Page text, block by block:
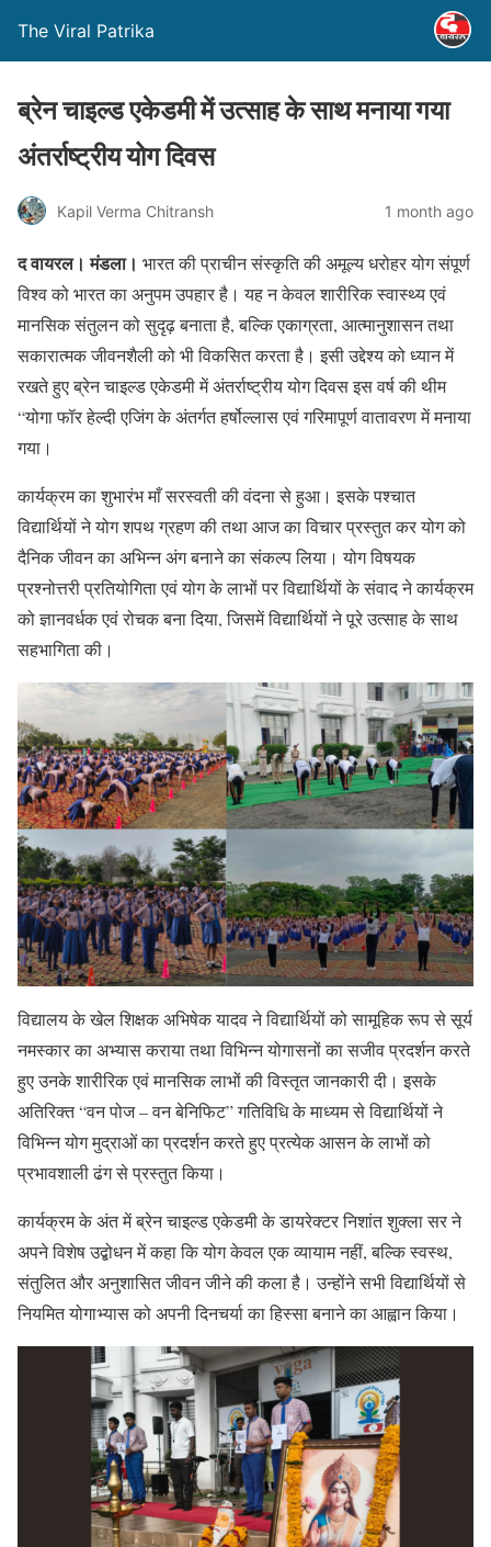
The Viral Patrika
ब्रेन चाइल्ड एकेडमी में उत्साह के साथ मनाया गया
अंतर्राष्ट्रीय योग दिवस
Kapil Verma Chitransh 1 month ago
द वायरल। मंडला। भारत की प्राचीन संस्कृति की अमूल्य धरोहर योग संपूर्ण
विश्व को भारत का अनुपम उपहार है। यह न केवल शारीरिक स्वास्थ्य एवं
मानसिक संतुलन को सुदृढ़ बनाता है, बल्कि एकाग्रता, आत्मानुशासन तथा
सकारात्मक जीवनशैली को भी विकसित करता है। इसी उद्देश्य को ध्यान में
रखते हुए ब्रेन चाइल्ड एकेडमी में अंतर्राष्ट्रीय योग दिवस इस वर्ष की थीम
“योगा फॉर हेल्दी एजिंग के अंतर्गत हर्षोल्लास एवं गरिमापूर्ण वातावरण में मनाया
गया।
कार्यक्रम का शुभारंभ माँ सरस्वती की वंदना से हुआ। इसके पश्चात
विद्यार्थियों ने योग शपथ ग्रहण की तथा आज का विचार प्रस्तुत कर योग को
दैनिक जीवन का अभिन्न अंग बनाने का संकल्प लिया। योग विषयक
प्रश्नोत्तरी प्रतियोगिता एवं योग के लाभों पर विद्यार्थियों के संवाद ने कार्यक्रम
को ज्ञानवर्धक एवं रोचक बना दिया, जिसमें विद्यार्थियों ने पूरे उत्साह के साथ
सहभागिता की।
विद्यालय के खेल शिक्षक अभिषेक यादव ने विद्यार्थियों को सामूहिक रूप से सूर्य
नमस्कार का अभ्यास कराया तथा विभिन्न योगासनों का सजीव प्रदर्शन करते
हुए उनके शारीरिक एवं मानसिक लाभों की विस्तृत जानकारी दी। इसके
अतिरिक्त “वन पोज – वन बेनिफिट” गतिविधि के माध्यम से विद्यार्थियों ने
विभिन्न योग मुद्राओं का प्रदर्शन करते हुए प्रत्येक आसन के लाभों को
प्रभावशाली ढंग से प्रस्तुत किया।
कार्यक्रम के अंत में ब्रेन चाइल्ड एकेडमी के डायरेक्टर निशांत शुक्ला सर ने
अपने विशेष उद्बोधन में कहा कि योग केवल एक व्यायाम नहीं, बल्कि स्वस्थ,
संतुलित और अनुशासित जीवन जीने की कला है। उन्होंने सभी विद्यार्थियों से
नियमित योगाभ्यास को अपनी दिनचर्या का हिस्सा बनाने का आह्वान किया।